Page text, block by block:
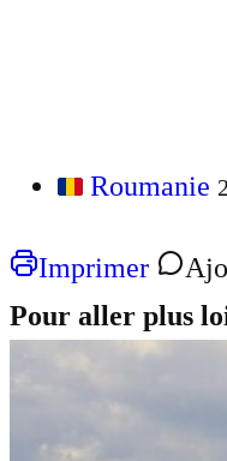
Roumanie
Imprimer
Pour aller plus